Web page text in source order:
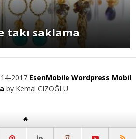
takı saklama
2017 EsenMobile Wordpress Mobil
by Kemal CIZOĞLU